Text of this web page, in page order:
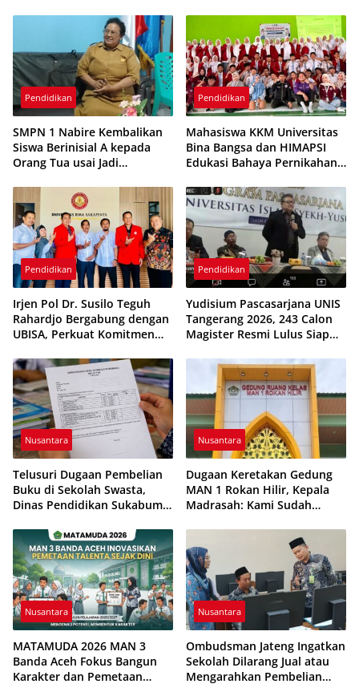
Klarifikasi
Berkarakter di Era Society
5.0
Pendidikan
SMPN 1 Nabire Kembalikan
Siswa Berinisial A kepada
Orang Tua usai Jadi
Pembunuhan Pelajar
Pendidikan
Mahasiswa KKM Universitas
Bina Bangsa dan HIMAPSI
Edukasi Bahaya Pernikahan
Serang
Pendidikan
Irjen Pol Dr. Susilo Teguh
Rahardjo Bergabung dengan
UBISA, Perkuat Komitmen
Tinggi
Pendidikan
Yudisium Pascasarjana UNIS
Tangerang 2026, 243 Calon
Magister Resmi Lulus Siap
Nusantara
Telusuri Dugaan Pembelian
Buku di Sekolah Swasta,
Dinas Pendidikan Sukabumi
Nusantara
Dugaan Keretakan Gedung
MAN 1 Rokan Hilir, Kepala
Madrasah: Kami Sudah
Nusantara
MATAMUDA 2026 MAN 3
Banda Aceh Fokus Bangun
Karakter dan Pemetaan
Nusantara
Ombudsman Jateng Ingatkan
Sekolah Dilarang Jual atau
Mengarahkan Pembelian